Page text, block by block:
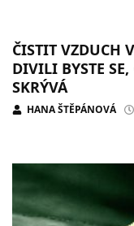
ČISTIT VZDUCH
DIVILI BYSTE
SKRÝVÁ
HANA ŠTĚPÁNOVÁ